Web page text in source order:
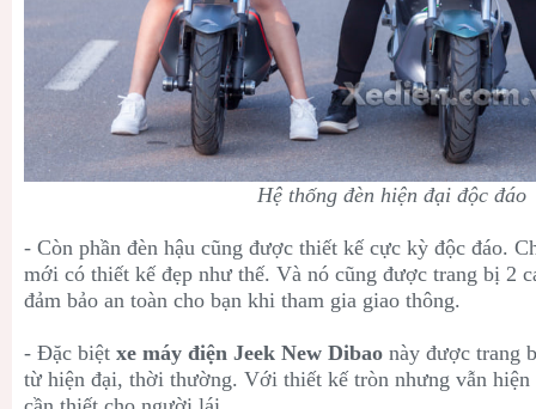
Hệ thống đèn hiện đại độc đáo
- Còn phần đèn hậu cũng được thiết kế cực kỳ độc đáo.
mới có thiết kế đẹp như thế. Và nó cũng được trang bị 2
đảm bảo an toàn cho bạn khi tham gia giao thông.
- Đặc biệt xe máy điện Jeek New Dibao này được trang
từ hiện đại, thời thường. Với thiết kế tròn nhưng vẫn